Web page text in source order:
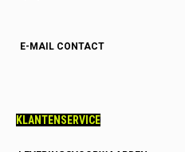
E-MAIL CONTACT
KLANTENSERVICE